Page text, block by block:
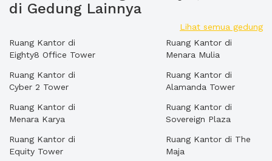
di Gedung Lainnya
Lihat semua gedung
Ruang Kantor di
Eighty8 Office Tower
Ruang Kantor di
Cyber 2 Tower
Ruang Kantor di
Menara Karya
Ruang Kantor di
Equity Tower
Ruang Kantor di
Menara Mulia
Ruang Kantor di
Alamanda Tower
Ruang Kantor di
Sovereign Plaza
Ruang Kantor di The
Maja